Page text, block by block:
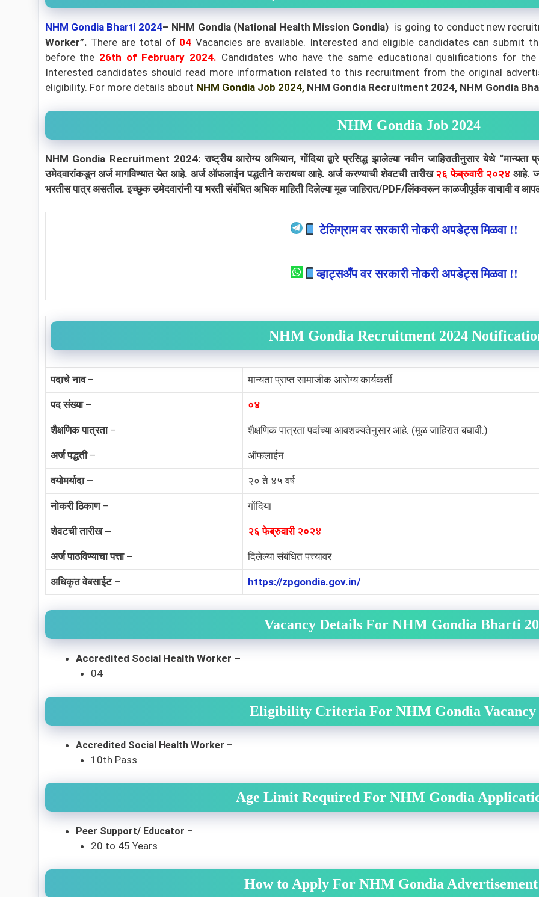
NHM Gondia Bharti 2024– NHM Gondia (National Health Mission Gondia) is going to conduct new
Worker”. There are total of 04 Vacancies are available. Interested and eligible candidates can submit
before the 26th of February 2024. Candidates who have the same educational qualifications for
Interested candidates should read more information related to this recruitment from the original
eligibility. For more details about NHM Gondia Job 2024,NHM Gondia Recruitment 2024, NHM Gondia
NHM Gondia Job 2024
NHM Gondia Recruitment 2024: राष्ट्रीय आरोग्य अभियान, गोंदिया द्वारे प्रसिद्ध झालेल्या नवीन जाहिरातीनुसार येथे “मान्यता
उमेदवारांकडून अर्ज मागविण्यात येत आहे. अर्ज ऑफलाईन पद्धतीने करायचा आहे. अर्ज करण्याची शेवटची तारीख२६ फेब्रुवारी २०२४ आहे.
भरतीस पात्र असतील. इच्छुक उमेदवारांनी या भरती संबंधित अधिक माहिती दिलेल्या मूळ जाहिरात/PDF/लिंकवरून काळजीपूर्वक वाचावी व
टेलिग्राम वर सरकारी नोकरी अपडेट्स मिळवा !!
व्हाट्सअँप वर सरकारी नोकरी अपडेट्स मिळवा !!
NHM Gondia Recruitment 2024
पदाचे नाव– मान्यता प्राप्त सामाजीक आरोग्य कार्यकर्ती
पद संख्या– ०४
शैक्षणिक पात्रता– शैक्षणिक पात्रता पदांच्या आवशक्यतेनुसार आहे. (मूळ जाहिरात बघावी.)
अर्ज पद्धती– ऑफलाईन
वयोमर्यादा – २० ते ४५ वर्ष
नोकरी ठिकाण– गोंदिया
शेवटची तारीख – २६ फेब्रुवारी २०२४
अर्ज पाठविण्याचा पत्ता – दिलेल्या संबंधित पत्त्यावर
अधिकृत वेबसाईट – https://zpgondia.gov.in/
Vacancy Details For NHM Gondia Bharti
Accredited Social Health Worker –
04
Eligibility Criteria For NHM Gondia Vacancy
Accredited Social Health Worker –
10th Pass
Age Limit Required For NHM Gondia
Peer Support/ Educator –
20 to 45 Years
How to Apply For NHM Gondia